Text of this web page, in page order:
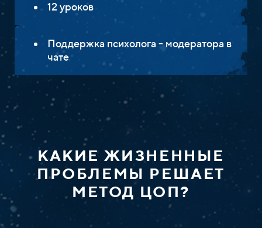
12 уроков
Поддержка психолога - модератора в
чате
КАКИЕ ЖИЗНЕННЫЕ
ПРОБЛЕМЫ РЕШАЕТ
МЕТОД ЦОП?